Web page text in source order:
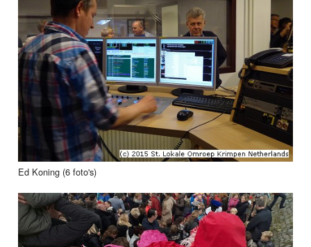
Ed Koning (6 foto's)